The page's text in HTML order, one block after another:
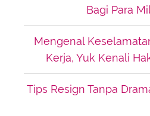
Bagi Para
Mengenal
Kerja, Yuk Kenali
Tips Resign Tanpa